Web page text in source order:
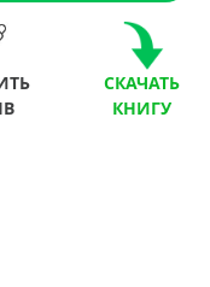
СКАЧАТЬ
КНИГУ